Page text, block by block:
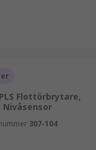
idag för
PLS Flottörbrytare,
307-104